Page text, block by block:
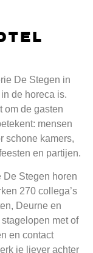
De Stegen in
de horeca is.
om de gasten
mensen
schone kamers,
en partijen.
De Stegen horen
270 collega’s
Deurne en
met of
en contact
je liever achter